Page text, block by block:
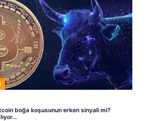
boğa koşusunun erken sinyali mi?